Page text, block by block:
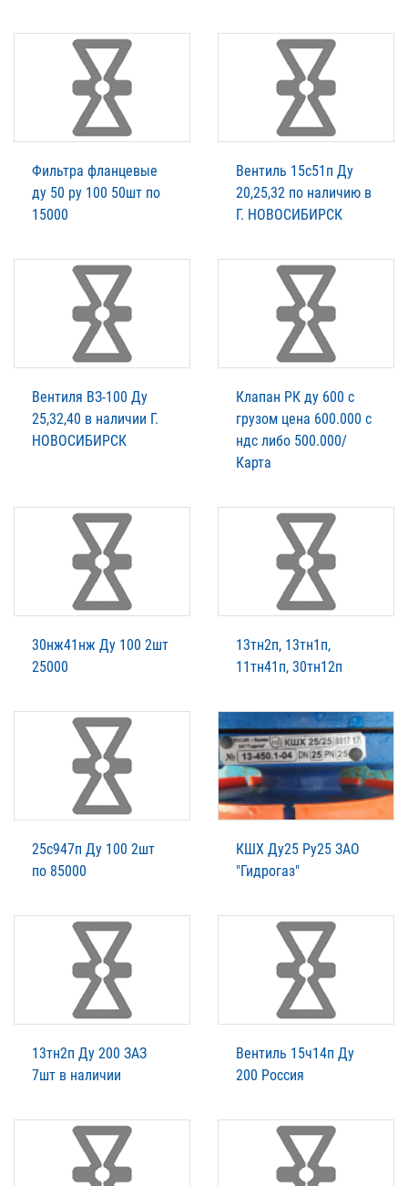
Фильтра фланцевые
ду 50 ру 100 50шт по
15000
Вентиль 15с51п Ду
20,25,32 по наличию в
Г. НОВОСИБИРСК
Вентиля ВЗ-100 Ду
25,32,40 в наличии Г.
НОВОСИБИРСК
Клапан РК ду 600 с
грузом цена 600.000 с
ндс либо 500.000/
Карта
30нж41нж Ду 100 2шт
25000
13тн2п, 13тн1п,
11тн41п, 30тн12п
25с947п Ду 100 2шт
по 85000
КШХ Ду25 Ру25 ЗАО
"Гидрогаз"
13тн2п Ду 200 ЗАЗ
7шт в наличии
Вентиль 15ч14п Ду
200 Россия